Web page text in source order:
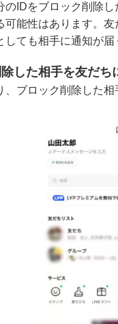
のIDをブロック削除
可能性はあります。
しても相手に通知が届
した相手を友だち
、ブロック削除した